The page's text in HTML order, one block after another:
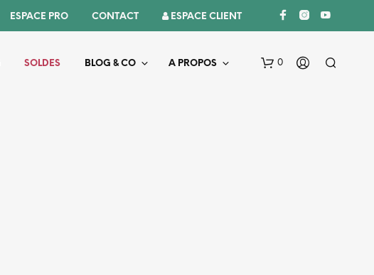
ESPACE PRO CONTACT ESPACE CLIENT
SOLDES BLOG & CO A PROPOS 0